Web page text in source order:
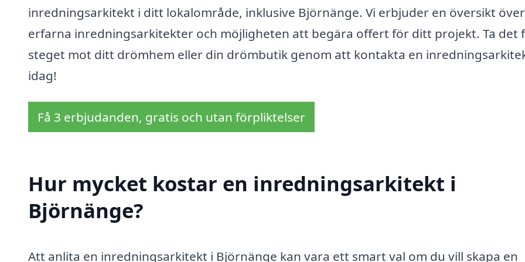
inredningsarkitekt i ditt lokalområde, inklusive Björnänge. Vi erbjuder en översikt över
erfarna inredningsarkitekter och möjligheten att begära offert för ditt projekt. Ta det
steget mot ditt drömhem eller din drömbutik genom att kontakta en
idag!
Få 3 erbjudanden, gratis och utan förpliktelser
Hur mycket kostar en inredningsarkitekt i
Björnänge?
Att anlita en inredningsarkitekt i Björnänge kan vara ett smart val om du vill skapa en